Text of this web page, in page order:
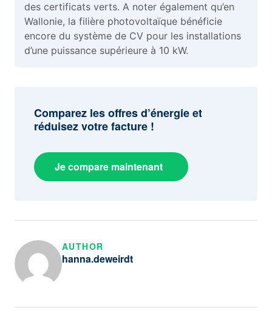
des certificats verts. A noter également qu’en
Wallonie, la filière photovoltaïque bénéficie
encore du système de CV pour les installations
d’une puissance supérieure à 10 kW.
Comparez les offres d’énergie et
réduisez votre facture !
Je compare maintenant
AUTHOR
hanna.deweirdt